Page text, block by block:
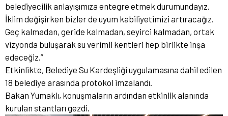
belediyecilik anlayışımıza entegre etmek durumundayız.
İklim değişirken bizler de uyum kabiliyetimizi artıracağız.
Geç kalmadan, geride kalmadan, seyirci kalmadan, ortak
vizyonda buluşarak su verimli kentleri hep birlikte inşa
edeceğiz.”
Etkinlikte, Belediye Su Kardeşliği uygulamasına dahil edilen
18 belediye arasında protokol imzalandı.
Bakan Yumaklı, konuşmaların ardından etkinlik alanında
kurulan stantları gezdi.​